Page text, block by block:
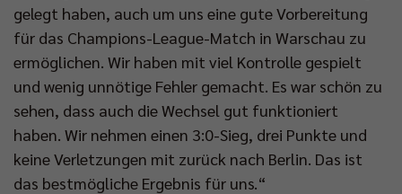
gelegt haben, auch um uns eine gute Vorbereitung
für das Champions-League-Match in Warschau zu
ermöglichen. Wir haben mit viel Kontrolle gespielt
und wenig unnötige Fehler gemacht. Es war schön zu
sehen, dass auch die Wechsel gut funktioniert
haben. Wir nehmen einen 3:0-Sieg, drei Punkte und
keine Verletzungen mit zurück nach Berlin. Das ist
das bestmögliche Ergebnis für uns.“